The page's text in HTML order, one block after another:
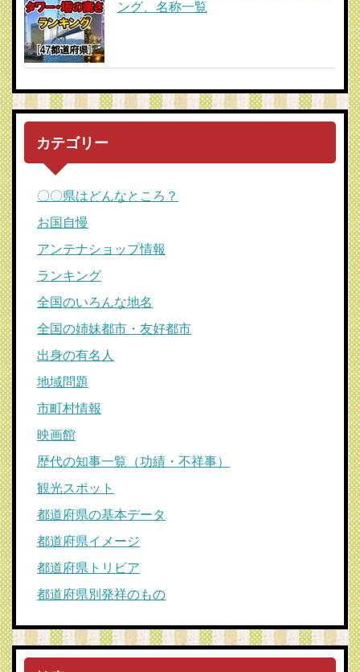
ング、名称一覧
カテゴリー
〇〇県はどんなところ？
お国自慢
アンテナショップ情報
ランキング
全国のいろんな地名
全国の姉妹都市・友好都市
出身の有名人
地域問題
市町村情報
映画館
歴代の知事一覧（功績・不祥事）
観光スポット
都道府県の基本データ
都道府県イメージ
都道府県トリビア
都道府県別発祥のもの